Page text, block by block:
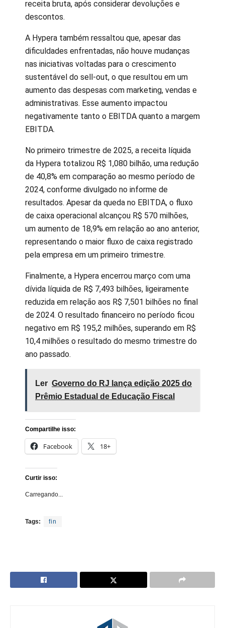
receita bruta, após considerar devoluções e
descontos.
A Hypera também ressaltou que, apesar das
dificuldades enfrentadas, não houve mudanças
nas iniciativas voltadas para o crescimento
sustentável do sell-out, o que resultou em um
aumento das despesas com marketing, vendas e
administrativas. Esse aumento impactou
negativamente tanto o EBITDA quanto a margem
EBITDA.
No primeiro trimestre de 2025, a receita líquida
da Hypera totalizou R$ 1,080 bilhão, uma redução
de 40,8% em comparação ao mesmo período de
2024, conforme divulgado no informe de
resultados. Apesar da queda no EBITDA, o fluxo
de caixa operacional alcançou R$ 570 milhões,
um aumento de 18,9% em relação ao ano anterior,
representando o maior fluxo de caixa registrado
pela empresa em um primeiro trimestre.
Finalmente, a Hypera encerrou março com uma
dívida líquida de R$ 7,493 bilhões, ligeiramente
reduzida em relação aos R$ 7,501 bilhões no final
de 2024. O resultado financeiro no período ficou
negativo em R$ 195,2 milhões, superando em R$
10,4 milhões o resultado do mesmo trimestre do
ano passado.
Ler Governo do RJ lança edição 2025 do
Prêmio Estadual de Educação Fiscal
Compartilhe isso:
Facebook 18+
Curtir isso:
Carregando...
Tags: fin